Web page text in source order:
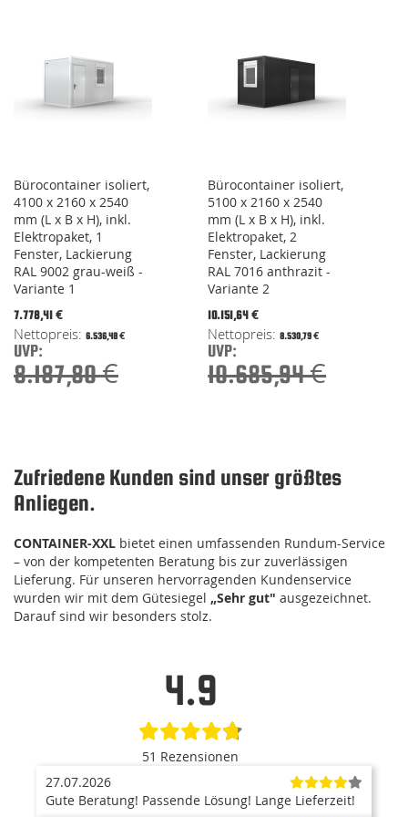
Bürocontainer isoliert,
4100 x 2160 x 2540
mm (L x B x H), inkl.
Elektropaket, 1
Fenster, Lackierung
RAL 9002 grau-weiß -
Variante 1
Special
Price
7.778,41 €
6.536,48 €
UVP:
8.187,80 €
Bürocontainer isoliert,
5100 x 2160 x 2540
mm (L x B x H), inkl.
Elektropaket, 2
Fenster, Lackierung
RAL 7016 anthrazit -
Variante 2
Special
Price
10.151,64 €
8.530,79 €
UVP:
10.685,94 €
Zufriedene Kunden sind unser größtes
Anliegen.
CONTAINER-XXL bietet einen umfassenden Rundum-Service
– von der kompetenten Beratung bis zur zuverlässigen
Lieferung. Für unseren hervorragenden Kundenservice
wurden wir mit dem Gütesiegel „Sehr gut" ausgezeichnet.
Darauf sind wir besonders stolz.
4.9
51 Rezensionen
27.07.2026
Gute Beratung! Passende Lösung! Lange Lieferzeit!